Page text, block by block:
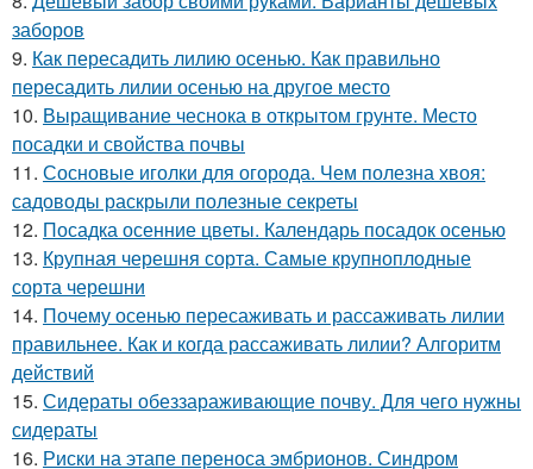
заборов
9. Как пересадить лилию осенью. Как правильно
пересадить лилии осенью на другое место
10. Выращивание чеснока в открытом грунте. Место
посадки и свойства почвы
11. Сосновые иголки для огорода. Чем полезна хвоя:
садоводы раскрыли полезные секреты
12. Посадка осенние цветы. Календарь посадок осенью
13. Крупная черешня сорта. Самые крупноплодные
сорта черешни
14. Почему осенью пересаживать и рассаживать лилии
правильнее. Как и когда рассаживать лилии? Алгоритм
действий
15. Сидераты обеззараживающие почву. Для чего нужны
сидераты
16. Риски на этапе переноса эмбрионов. Синдром